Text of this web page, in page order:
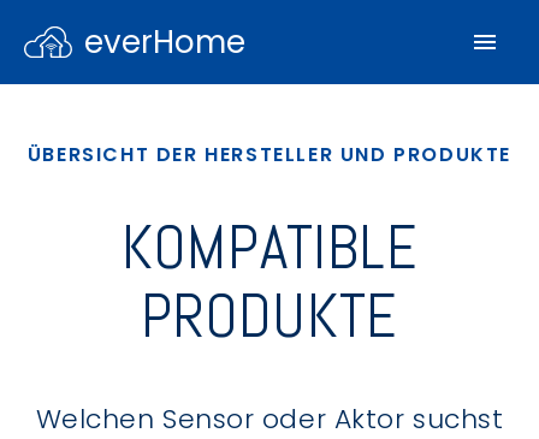
everHome
ÜBERSICHT DER HERSTELLER UND PRODUKTE
KOMPATIBLE
PRODUKTE
Welchen Sensor oder Aktor suchst